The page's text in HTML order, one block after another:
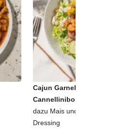
Cajun Garnelen auf
Cannellinibohnen-Salat
dazu Mais und Buttermilch-
Dressing